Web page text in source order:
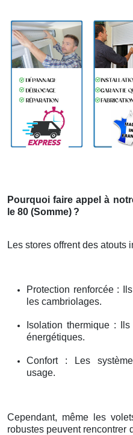
Pourquoi faire appel à
le 80 (Somme) ?
Les stores offrent des atouts
Protection renforcée :
les cambriolages.
Isolation thermique :
énergétiques.
Confort : Les
usage.
Cependant, même les
robustes peuvent rencontrer